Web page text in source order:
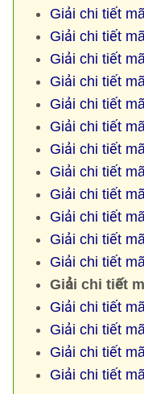
Giải chi tiết
Giải chi tiết
Giải chi tiết
Giải chi tiết
Giải chi tiết
Giải chi tiết
Giải chi tiết
Giải chi tiết
Giải chi tiết
Giải chi tiết
Giải chi tiết
Giải chi tiết
Giải chi tiết
Giải chi tiết
Giải chi tiết
Giải chi tiết
Giải chi tiết